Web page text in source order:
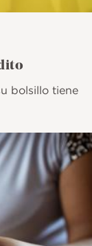
bolsillo tiene